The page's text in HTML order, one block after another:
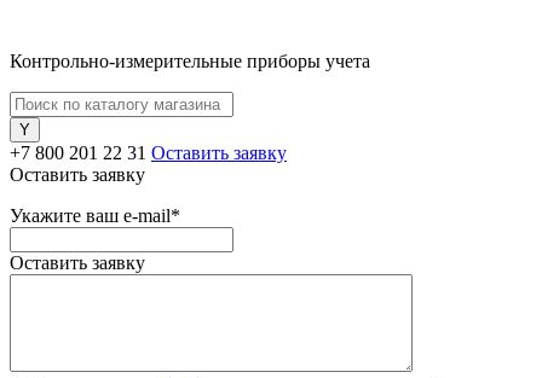
Контрольно-измерительные приборы учета
+7 800 201 22 31 Оставить заявку
Оставить заявку
Укажите ваш e-mail*
Оставить заявку